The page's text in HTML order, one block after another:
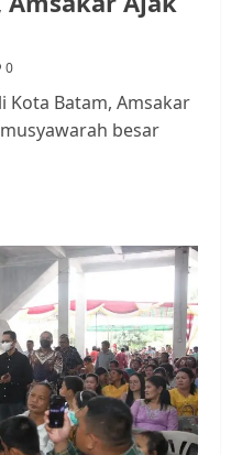
0
Kota Batam, Amsakar
besar